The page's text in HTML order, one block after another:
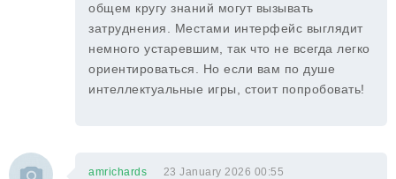
общем кругу знаний могут вызывать
затруднения. Местами интерфейс выглядит
немного устаревшим, так что не всегда легко
ориентироваться. Но если вам по душе
интеллектуальные игры, стоит попробовать!
amrichards 23 January 2026 00:55